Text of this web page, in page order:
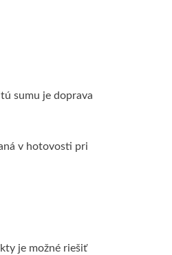
sumu je doprava
v hotovosti pri
je možné riešiť